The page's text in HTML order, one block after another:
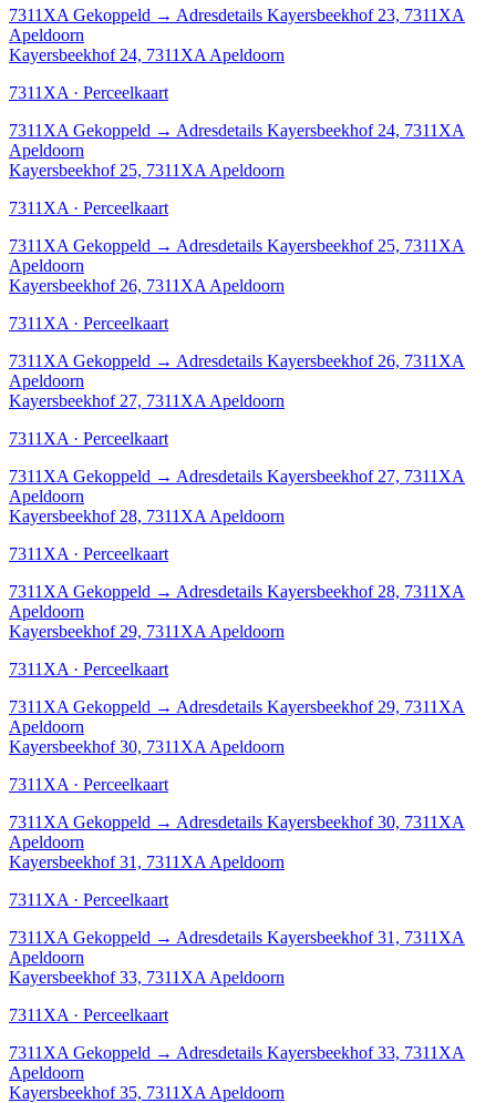
7311XA Gekoppeld → Adresdetails Kayersbeekhof 23, 7311XA
Apeldoorn
Kayersbeekhof 24, 7311XA Apeldoorn
7311XA · Perceelkaart
7311XA Gekoppeld → Adresdetails Kayersbeekhof 24, 7311XA
Apeldoorn
Kayersbeekhof 25, 7311XA Apeldoorn
7311XA · Perceelkaart
7311XA Gekoppeld → Adresdetails Kayersbeekhof 25, 7311XA
Apeldoorn
Kayersbeekhof 26, 7311XA Apeldoorn
7311XA · Perceelkaart
7311XA Gekoppeld → Adresdetails Kayersbeekhof 26, 7311XA
Apeldoorn
Kayersbeekhof 27, 7311XA Apeldoorn
7311XA · Perceelkaart
7311XA Gekoppeld → Adresdetails Kayersbeekhof 27, 7311XA
Apeldoorn
Kayersbeekhof 28, 7311XA Apeldoorn
7311XA · Perceelkaart
7311XA Gekoppeld → Adresdetails Kayersbeekhof 28, 7311XA
Apeldoorn
Kayersbeekhof 29, 7311XA Apeldoorn
7311XA · Perceelkaart
7311XA Gekoppeld → Adresdetails Kayersbeekhof 29, 7311XA
Apeldoorn
Kayersbeekhof 30, 7311XA Apeldoorn
7311XA · Perceelkaart
7311XA Gekoppeld → Adresdetails Kayersbeekhof 30, 7311XA
Apeldoorn
Kayersbeekhof 31, 7311XA Apeldoorn
7311XA · Perceelkaart
7311XA Gekoppeld → Adresdetails Kayersbeekhof 31, 7311XA
Apeldoorn
Kayersbeekhof 33, 7311XA Apeldoorn
7311XA · Perceelkaart
7311XA Gekoppeld → Adresdetails Kayersbeekhof 33, 7311XA
Apeldoorn
Kayersbeekhof 35, 7311XA Apeldoorn